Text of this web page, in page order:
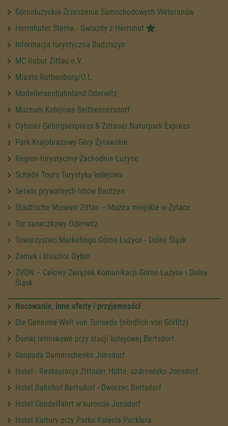
Górnołużyckie Zrzeszenie Samochodowych Weteranów
Herrnhuter Sterne - Gwiazdy z Herrnhut
Informacja turystyczna Budziszyn
MC Robur Zittau e.V.
Miasto Rothenburg/O.L.
Modelleisenbahnland Oderwitz
Muzeum Kolejowe Seifhennersdorf
Oybiner Gebirgsexpress & Zittauer Naturpark Express
Park Krajobrazowy Góry Żytawskie
Region turystyczny Zachodnie Łużyce
Schadé Tours Turystyka kolejowa
Serwis prywatnych lotów Bautzen
Städtische Museen Zittau – Muzea miejskie w Żytace
Tor saneczkowy Oderwitz
Towarzystwo Marketingu Górne Łużyce - Dolny Śląsk
Zamek i klasztor Oybin
ZVON – Celowy Związek Komunikacji Górne Łużyce i Dolny
Śląsk
Nocowanie, inne oferty i przyjemności
Die Geheime Welt von Turisede (nördlich von Görlitz)
Domki letniskowe przy stacji kolejowej Bertsdorf
Gospoda Dammschenke Jonsdorf
Hotel - Restauracja Zittauer Hütte, uzdrowisko Jonsdorf
Hotel Bahnhof Bertsdorf - Dworzec Bertsdorf
Hotel Gondelfahrt w kurorcie Jonsdorf
Hotel Kultury przy Parku Księcia Pucklera